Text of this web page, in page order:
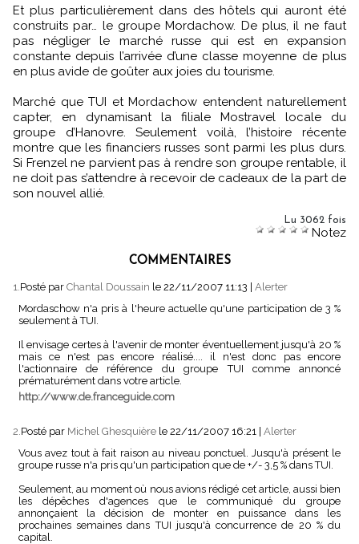
Et plus particulièrement dans des hôtels qui auront été
construits par… le groupe Mordachow. De plus, il ne faut
pas négliger le marché russe qui est en expansion
constante depuis l’arrivée d’une classe moyenne de plus
en plus avide de goûter aux joies du tourisme.
Marché que TUI et Mordachow entendent naturellement
capter, en dynamisant la filiale Mostravel locale du
groupe d’Hanovre. Seulement voilà, l’histoire récente
montre que les financiers russes sont parmi les plus durs.
Si Frenzel ne parvient pas à rendre son groupe rentable, il
ne doit pas s’attendre à recevoir de cadeaux de la part de
son nouvel allié.
Lu 3062 fois
Notez
COMMENTAIRES
1.Posté par Chantal Doussain le 22/11/2007 11:13
Alerter
Mordaschow n'a pris à l'heure actuelle qu'une participation de 3 %
seulement à TUI.
Il envisage certes à l'avenir de monter éventuellement jusqu'à 20 %
mais ce n'est pas encore réalisé.... il n'est donc pas encore
l'actionnaire de référence du groupe TUI comme annoncé
prématurément dans votre article.
http://www.de.franceguide.com
2.Posté par Michel Ghesquière le 22/11/2007 16:21 Alerter
Vous avez tout à fait raison au niveau ponctuel. Jusqu'à présent le
groupe russe n'a pris qu'un participation que de +/- 3,5 % dans TUI.
Seulement, au moment où nous avions rédigé cet article, aussi bien
les dépêches d'agences que le communiqué du groupe
annonçaient la décision de monter en puissance dans les
prochaines semaines dans TUI jusqu'à concurrence de 20 % du
capital.